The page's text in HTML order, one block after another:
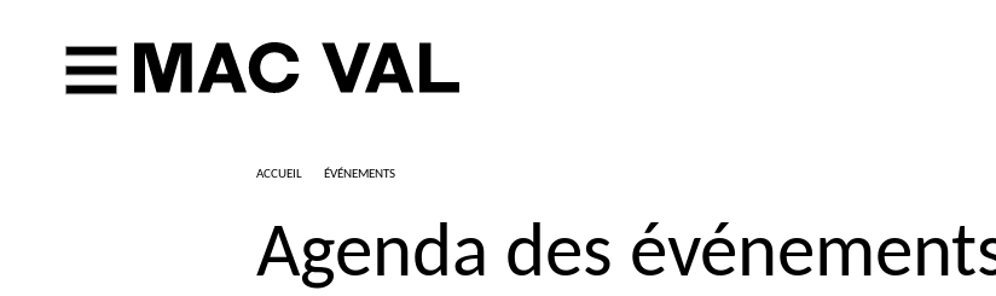
ACCUEIL ÉVÉNEMENTS
Agenda des